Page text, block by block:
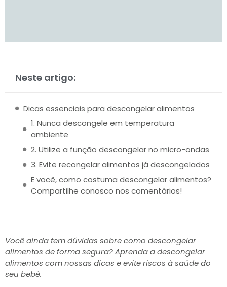
Neste artigo:
Dicas essenciais para descongelar alimentos
1. Nunca descongele em temperatura
ambiente
2. Utilize a função descongelar no micro-ondas
3. Evite recongelar alimentos já descongelados
E você, como costuma descongelar alimentos?
Compartilhe conosco nos comentários!
Você ainda tem dúvidas sobre como descongelar
alimentos de forma segura? Aprenda a descongelar
alimentos com nossas dicas e evite riscos à saúde do
seu bebê.